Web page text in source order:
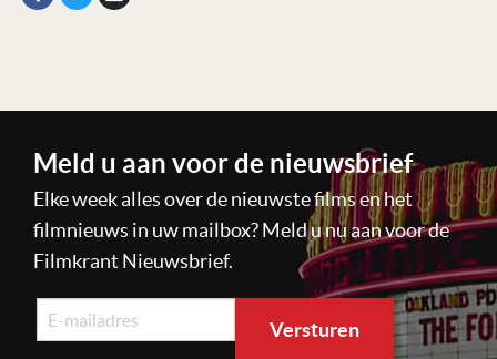
Meld u aan voor de nieuwsbrief
Elke week alles over de nieuwste films en het
filmnieuws in uw mailbox? Meld u nu aan voor de
Filmkrant Nieuwsbrief.